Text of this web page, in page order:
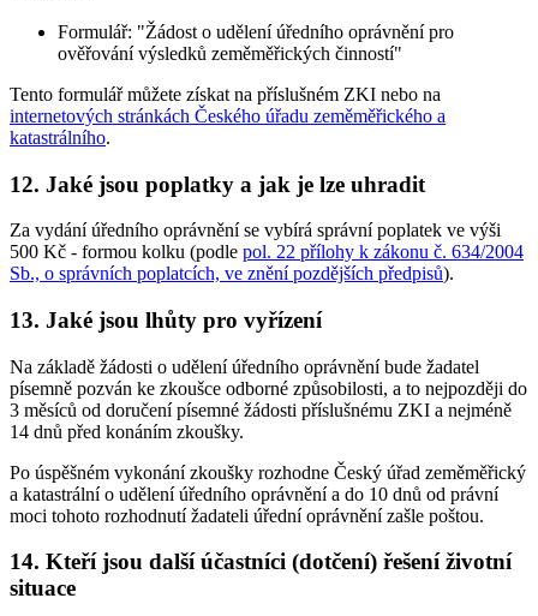
Formulář: "Žádost o udělení úředního oprávnění pro
ověřování výsledků zeměměřických činností"
Tento formulář můžete získat na příslušném ZKI nebo na
internetových stránkách Českého úřadu zeměměřického a
katastrálního.
12. Jaké jsou poplatky a jak je lze uhradit
Za vydání úředního oprávnění se vybírá správní poplatek ve výši
500 Kč - formou kolku (podle pol. 22 přílohy k zákonu č. 634/2004
Sb., o správních poplatcích, ve znění pozdějších předpisů).
13. Jaké jsou lhůty pro vyřízení
Na základě žádosti o udělení úředního oprávnění bude žadatel
písemně pozván ke zkoušce odborné způsobilosti, a to nejpozději do
3 měsíců od doručení písemné žádosti příslušnému ZKI a nejméně
14 dnů před konáním zkoušky.
Po úspěšném vykonání zkoušky rozhodne Český úřad zeměměřický
a katastrální o udělení úředního oprávnění a do 10 dnů od právní
moci tohoto rozhodnutí žadateli úřední oprávnění zašle poštou.
14. Kteří jsou další účastníci (dotčení) řešení životní
situace